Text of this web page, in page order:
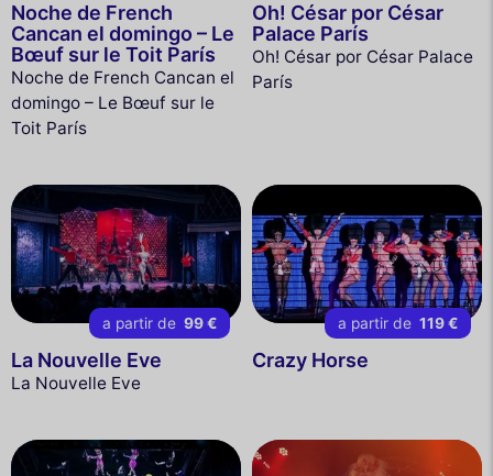
Noche de French
Cancan el domingo – Le
Bœuf sur le Toit París
Noche de French Cancan el
domingo – Le Bœuf sur le
Toit París
Oh! César por César
Palace París
Oh! César por César Palace
París
a partir de 99 €
La Nouvelle Eve
La Nouvelle Eve
a partir de 119 €
Crazy Horse